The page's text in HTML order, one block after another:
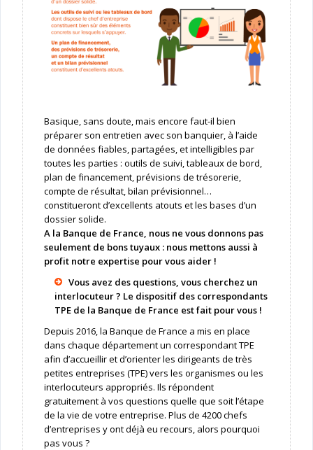
Basique, sans doute, mais encore faut-il bien
préparer son entretien avec son banquier, à l’aide
de données fiables, partagées, et intelligibles par
toutes les parties : outils de suivi, tableaux de bord,
plan de financement, prévisions de trésorerie,
compte de résultat, bilan prévisionnel…
constitueront d’excellents atouts et les bases d’un
dossier solide.
A la Banque de France, nous ne vous donnons pas
seulement de bons tuyaux : nous mettons aussi à
profit notre expertise pour vous aider !
Vous avez des questions, vous cherchez un
interlocuteur ? Le dispositif des correspondants
TPE de la Banque de France est fait pour vous !
Depuis 2016, la Banque de France a mis en place
dans chaque département un correspondant TPE
afin d’accueillir et d’orienter les dirigeants de très
petites entreprises (TPE) vers les organismes ou les
interlocuteurs appropriés. Ils répondent
gratuitement à vos questions quelle que soit l’étape
de la vie de votre entreprise. Plus de 4200 chefs
d’entreprises y ont déjà eu recours, alors pourquoi
pas vous ?